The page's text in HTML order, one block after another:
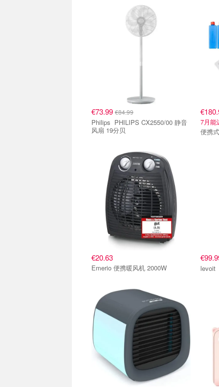
€73.99 €84.99
Philips PHILIPS CX2550/00 静音
风扇 19分贝
7月能
便携
€20.63
Emerio 便携暖风机 2000W